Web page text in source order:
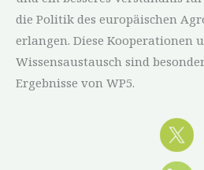
die Politik des europäischen
erlangen. Diese Kooperationen
Wissensaustausch sind
Ergebnisse von WP5.